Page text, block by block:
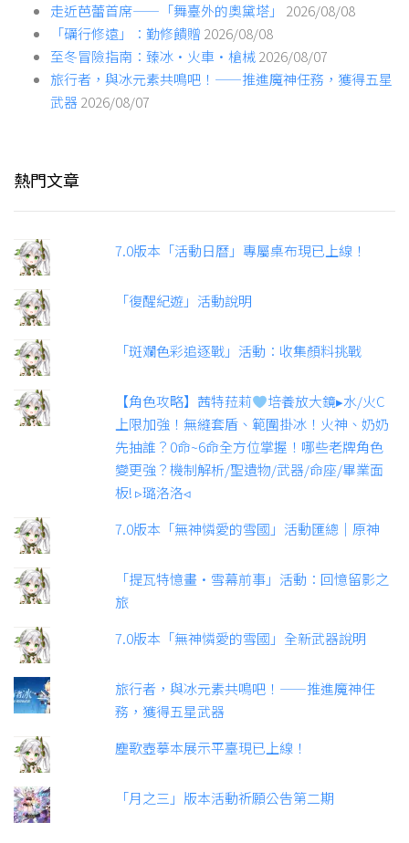
走近芭蕾首席——「舞臺外的奧黛塔」
2026/08/08
「礪行修遠」：勤修饋贈 2026/08/08
至冬冒險指南：臻冰·火車·槍械2026/08/07
旅行者，與冰元素共鳴吧！——推進魔神任務，獲得五星
武器2026/08/07
熱門文章
7.0版本「活動日曆」專屬桌布現已上線！
「復醒紀遊」活動說明
「斑斕色彩追逐戰」活動：收集顏料挑戰
【角色攻略】茜特菈莉
培養放大鏡▸水/火C
上限加強！無縫套盾、範圍掛冰！火神、奶奶
先抽誰？0命~6命全方位掌握！哪些老牌角色
變更強？機制解析/聖遺物/武器/命座/畢業面
板! ▹璐洛洛◃
7.0版本「無神憐愛的雪國」活動匯總｜原神
「提瓦特憶畫·雪幕前事」活動：回憶留影之
旅
7.0版本「無神憐愛的雪國」全新武器說明
旅行者，與冰元素共鳴吧！——推進魔神任
務，獲得五星武器
塵歌壺摹本展示平臺現已上線！
「月之三」版本活動祈願公告第二期